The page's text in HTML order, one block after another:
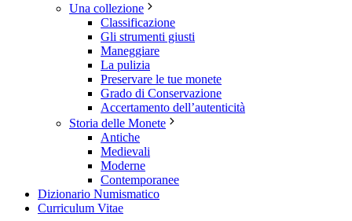
Una collezione
Classificazione
Gli strumenti giusti
Maneggiare
La pulizia
Preservare le tue monete
Grado di Conservazione
Accertamento dell’autenticità
Storia delle Monete
Antiche
Medievali
Moderne
Contemporanee
Dizionario Numismatico
Curriculum Vitae